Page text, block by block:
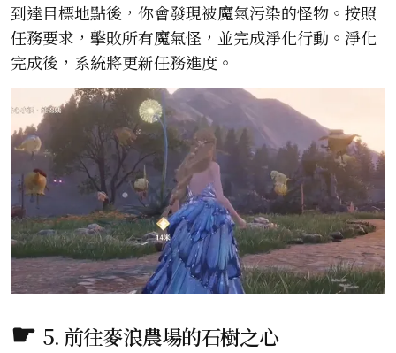
到達目標地點後，你會發現被魔氣污染的怪物。按照
任務要求，擊敗所有魔氣怪，並完成淨化行動。淨化
完成後，系統將更新任務進度。
5. 前往麥浪農場的石樹之心